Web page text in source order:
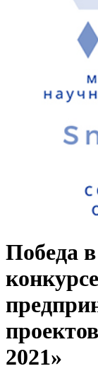
Победа
2021»